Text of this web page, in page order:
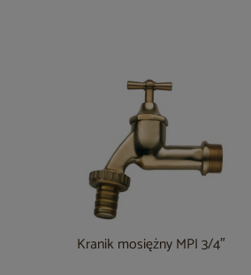
Kranik mosiężny MPI 3/4″